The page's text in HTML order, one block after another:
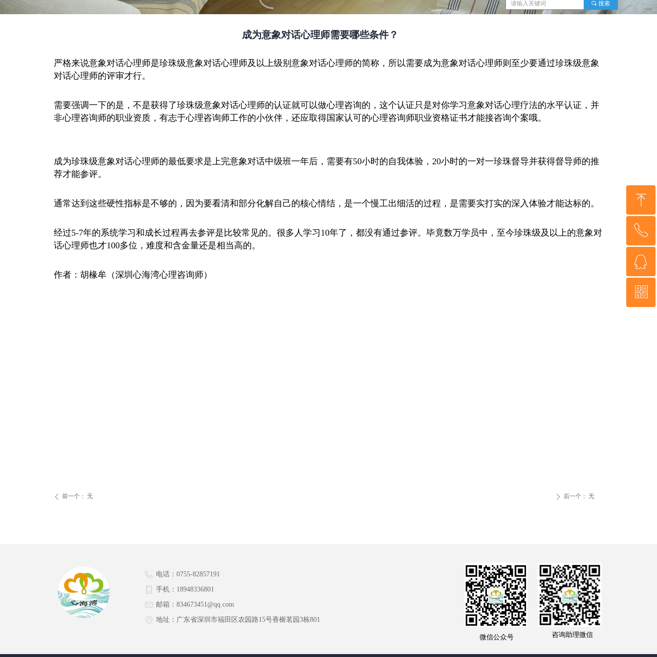
끠 搜索
成为意象对话心理师需要哪些条件？
严格来说意象对话心理师是珍珠级意象对话心理师及以上级别意象对话心理师的简称，所以需要成为意象对话心理师则至少要通过珍珠级意象
对话心理师的评审才行。
需要强调一下的是，不是获得了珍珠级意象对话心理师的认证就可以做心理咨询的，这个认证只是对你学习意象对话心理疗法的水平认证，并
非心理咨询师的职业资质，有志于心理咨询师工作的小伙伴，还应取得国家认可的心理咨询师职业资格证书才能接咨询个案哦。
成为珍珠级意象对话心理师的最低要求是上完意象对话中级班一年后，需要有50小时的自我体验，20小时的一对一珍珠督导并获得督导师的推
荐才能参评。
通常达到这些硬性指标是不够的，因为要看清和部分化解自己的核心情结，是一个慢工出细活的过程，是需要实打实的深入体验才能达标的。
经过5-7年的系统学习和成长过程再去参评是比较常见的。 很多人学习10年了，都没有通过参评。毕竟数万学员中，至今珍珠级及以上的意象对
话心理师也才100多位，难度和含金量还是相当高的。
作者：胡椽牟（深圳心海湾心理咨询师）
ꄴ 前一个： 无 ꄲ 后一个： 无
微信公众号
电话： 0755-82857191
手机： 18948336801
邮箱： 834673451@qq.com
地址： 广东省深圳市福田区农园路15号香榭茗园3栋801
咨询助理微信
ꁸ
回到顶部
ꂅ
18926078801
ꁗ
QQ客服
ꀥ